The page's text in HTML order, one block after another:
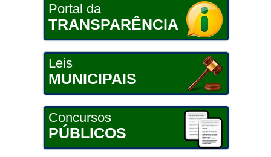
Portal da
TRANSPARÊNCIA
Leis
MUNICIPAIS
Concursos
PÚBLICOS